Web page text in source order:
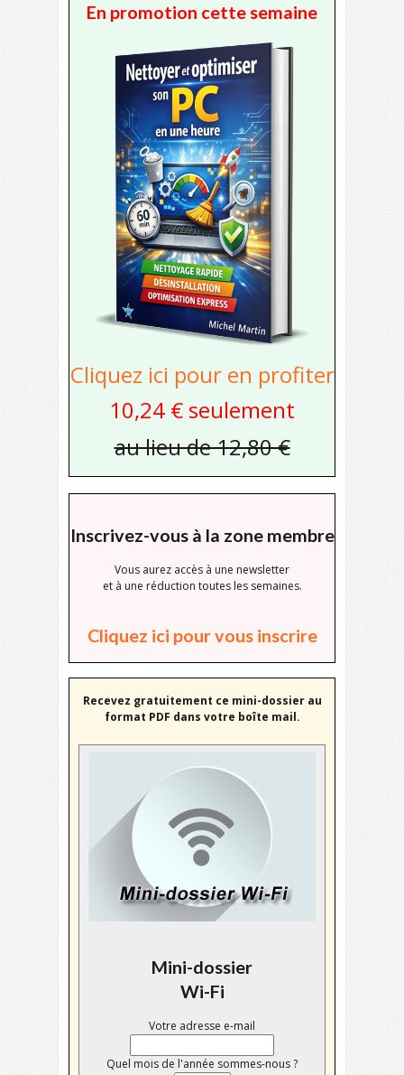
En promotion cette semaine
Cliquez ici pour en profiter
10,24 € seulement
au lieu de 12,80 €
Inscrivez-vous à la zone membre
Vous aurez accès à une newsletter
et à une réduction toutes les semaines.
Cliquez ici pour vous inscrire
Recevez gratuitement ce mini-dossier au
format PDF dans votre boîte mail.
Mini-dossier
Wi-Fi
Votre adresse e-mail
Quel mois de l'année sommes-nous ?